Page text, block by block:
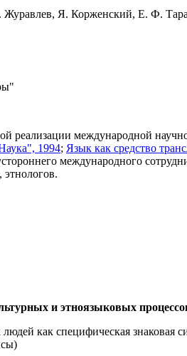
Я. Корженский, Е. Ф.
реализации международной
1994; Язык как средство
международного
этнологов.
и этноязыковых
как специфическая знаковая